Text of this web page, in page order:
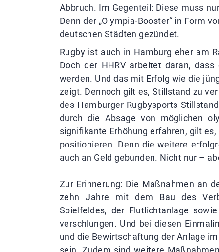
Abbruch. Im Gegenteil: Diese muss
Denn der „Olympia-Booster“ in Form
deutschen Städten gezündet.
Rugby ist auch in Hamburg eher am
Doch der HHRV arbeitet daran,
werden. Und das mit Erfolg wie die
zeigt. Dennoch gilt es, Stillstand zu
des Hamburger Rugbysports
durch die Absage von möglichen
signifikante Erhöhung erfahren, gilt
positionieren. Denn die weitere
auch an Geld gebunden. Nicht nur –
Zur Erinnerung: Die Maßnahmen an
zehn Jahre mit dem Bau des
Spielfeldes, der Flutlichtanlage
verschlungen. Und bei diesen
und die Bewirtschaftung der Anlage
sein. Zudem sind weitere